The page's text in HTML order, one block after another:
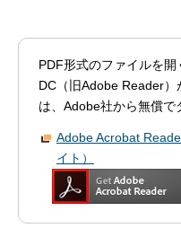
PDF形式のファイルを
DC（旧Adobe Reader
は、Adobe社から無償で
Adobe Acrobat
イト）